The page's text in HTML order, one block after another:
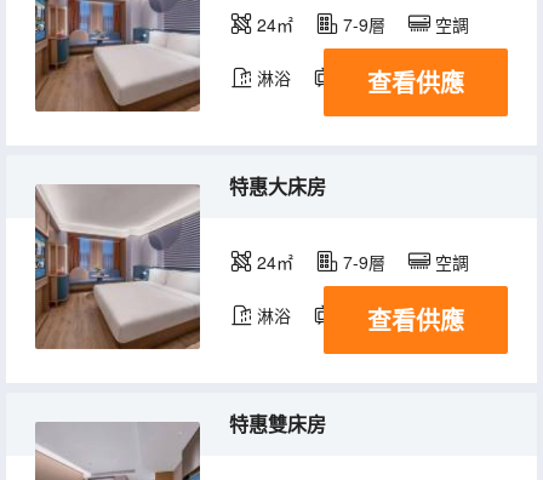
24㎡ 7-9層 空調
淋浴 電視機 冰箱
查看供應
特惠大床房
24㎡ 7-9層 空調
淋浴 電視機
查看供應
特惠雙床房